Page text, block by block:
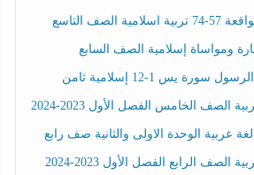
الصف التاسع
ومواساة إسلامية الصف السابع
يس 1-12 إسلامية ثامن
الصف الخامس الفصل الأول 2023-2024
عربية الوحدة الاولى والثانية صف رابع
الرابع الفصل الأول 2023-2024